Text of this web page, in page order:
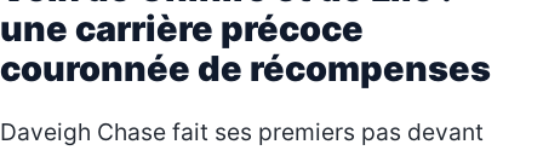
une carrière précoce
couronnée de récompenses
Daveigh Chase fait ses premiers pas devant